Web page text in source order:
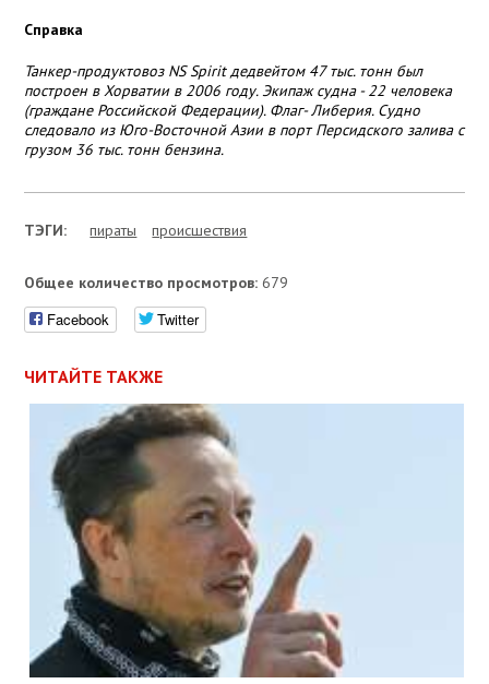
Справка
Танкер-продуктовоз NS Spirit дедвейтом 47 тыс. тонн был
построен в Хорватии в 2006 году. Экипаж судна - 22 человека
(граждане Российской Федерации). Флаг- Либерия. Судно
следовало из Юго-Восточной Азии в порт Персидского залива с
грузом 36 тыс. тонн бензина.
ТЭГИ: пираты проиcшествия
Общее количество просмотров: 679
Facebook Twitter
ЧИТАЙТЕ ТАКЖЕ